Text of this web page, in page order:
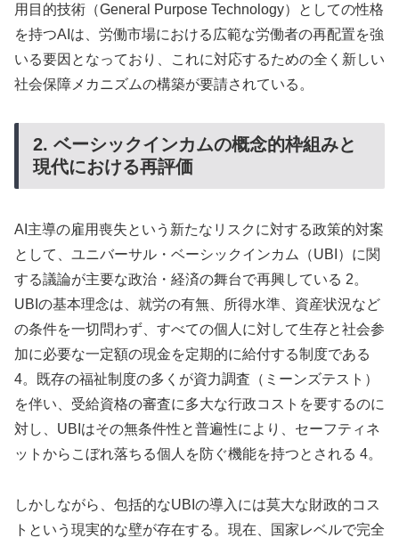
用目的技術（General Purpose Technology）としての性格
を持つAIは、労働市場における広範な労働者の再配置を強
いる要因となっており、これに対応するための全く新しい
社会保障メカニズムの構築が要請されている。
2. ベーシックインカムの概念的枠組みと
現代における再評価
AI主導の雇用喪失という新たなリスクに対する政策的対案
として、ユニバーサル・ベーシックインカム（UBI）に関
する議論が主要な政治・経済の舞台で再興している 2。
UBIの基本理念は、就労の有無、所得水準、資産状況など
の条件を一切問わず、すべての個人に対して生存と社会参
加に必要な一定額の現金を定期的に給付する制度である
4。既存の福祉制度の多くが資力調査（ミーンズテスト）
を伴い、受給資格の審査に多大な行政コストを要するのに
対し、UBIはその無条件性と普遍性により、セーフティネ
ットからこぼれ落ちる個人を防ぐ機能を持つとされる 4。
しかしながら、包括的なUBIの導入には莫大な財政的コス
トという現実的な壁が存在する。現在、国家レベルで完全